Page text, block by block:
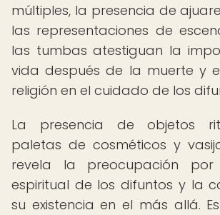
múltiples, la presencia de
las representaciones de
las tumbas atestiguan la
vida después de la muerte y
religión en el cuidado de los
La presencia de objetos
paletas de cosméticos y
revela la preocupación
espiritual de los difuntos y la
su existencia en el más allá.